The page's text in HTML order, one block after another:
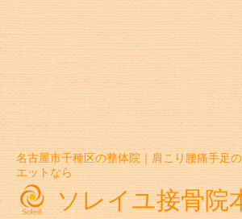
名古屋市千種区の整体院｜肩こり腰痛手足
エットなら
ソレイユ接骨院